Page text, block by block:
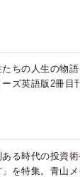
ちの人生の物
ーズ英語版2冊目
ある時代の投資
」を特集。青山